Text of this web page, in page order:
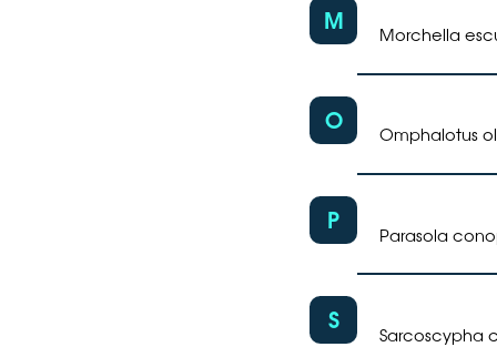
M Morchella
O Omphalotus
P Parasola
S Sarcoscypha